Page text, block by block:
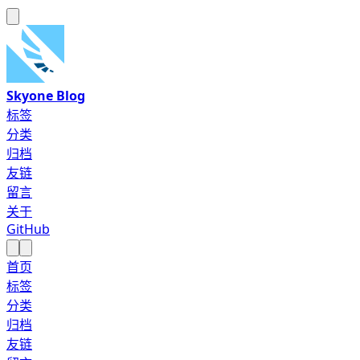
Skyone Blog
标签
分类
归档
友链
留言
关于
GitHub
首页
标签
分类
归档
友链